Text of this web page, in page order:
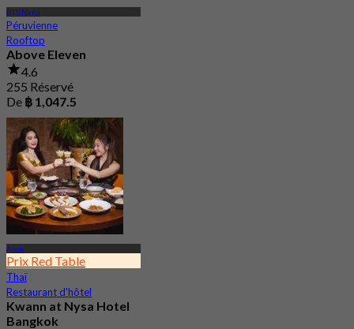
BTS Nana
Péruvienne
Rooftop
Above Eleven
4.6
255 Réservé
De ฿ 1,047.5
Asok
Prix Red Table
Thaï
Restaurant d'hôtel
Kwann at Nysa Hotel
Bangkok